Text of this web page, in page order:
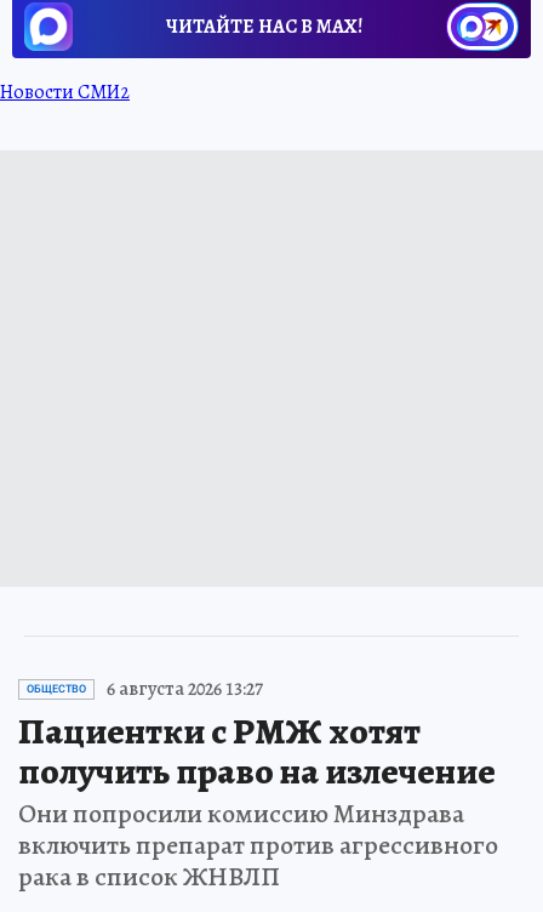
ЧИТАЙТЕ НАС В МАХ!
Новости СМИ2
ОБЩЕСТВО 6 августа 2026 13:27
Пациентки с РМЖ хотят
получить право на излечение
Они попросили комиссию Минздрава
включить препарат против агрессивного
рака в список ЖНВЛП